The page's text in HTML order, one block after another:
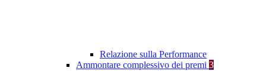
Relazione sulla Performance
Ammontare complessivo dei premi 3